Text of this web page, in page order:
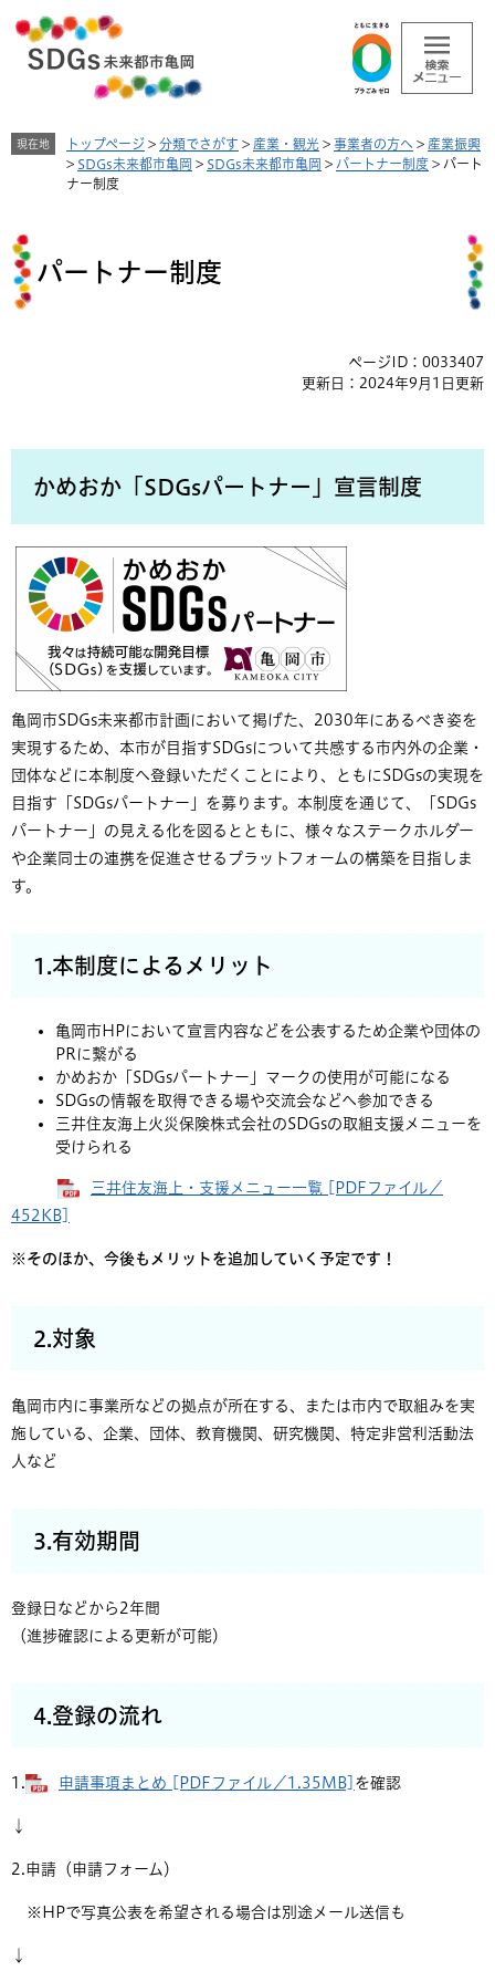
文
へ
現在地 トップページ > 分類でさがす > 産業・観光 > 事業者の方へ > 産業振興
> SDGs未来都市亀岡 > SDGs未来都市亀岡 > パートナー制度 > パート
ナー制度
本
文
パートナー制度
ページID：0033407
更新日：2024年9月1日更新
かめおか「SDGsパートナー」宣言制度
亀岡市SDGs未来都市計画において掲げた、2030年にあるべき姿を
実現するため、本市が目指すSDGsについて共感する市内外の企業・
団体などに本制度へ登録いただくことにより、ともにSDGsの実現を
目指す「SDGsパートナー」を募ります。本制度を通じて、「SDGs
パートナー」の見える化を図るとともに、様々なステークホルダー
や企業同士の連携を促進させるプラットフォームの構築を目指しま
す。
1.本制度によるメリット
亀岡市HPにおいて宣言内容などを公表するため企業や団体の
PRに繋がる
かめおか「SDGsパートナー」マークの使用が可能になる
SDGsの情報を取得できる場や交流会などへ参加できる
三井住友海上火災保険株式会社のSDGsの取組支援メニューを
受けられる
三井住友海上・支援メニュー一覧 [PDFファイル／
452KB]
※そのほか、今後もメリットを追加していく予定です！
2.対象
亀岡市内に事業所などの拠点が所在する、または市内で取組みを実
施している、企業、団体、教育機関、研究機関、特定非営利活動法
人など
3.有効期間
登録日などから2年間
（進捗確認による更新が可能）
4.登録の流れ
1. 申請事項まとめ [PDFファイル／1.35MB] を確認
↓
2.申請（申請フォーム）
※HPで写真公表を希望される場合は別途メール送信も
↓